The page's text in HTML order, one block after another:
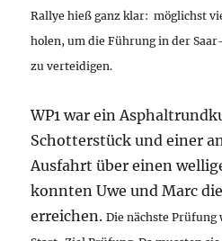
Rallye hieß ganz klar: möglichst
holen, um die Führung in der
zu verteidigen.
WP1 war ein
Schotterstück und einer
Ausfahrt über einen
konnten Uwe und Marc
erreichen.Die nächste